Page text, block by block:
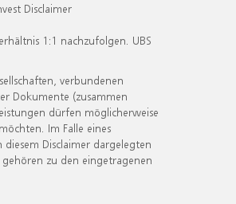
Disclaimer
1:1 nachzufolgen. UBS
verbundenen
Dokumente (zusammen
dürfen möglicherweise
Im Falle eines
Disclaimer dargelegten
zu den eingetragenen